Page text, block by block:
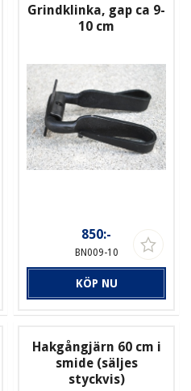
Grindklinka, gap ca 9-
10 cm
850:-
BN009-10
KÖP NU
Hakgångjärn 60 cm i
smide (säljes
styckvis)